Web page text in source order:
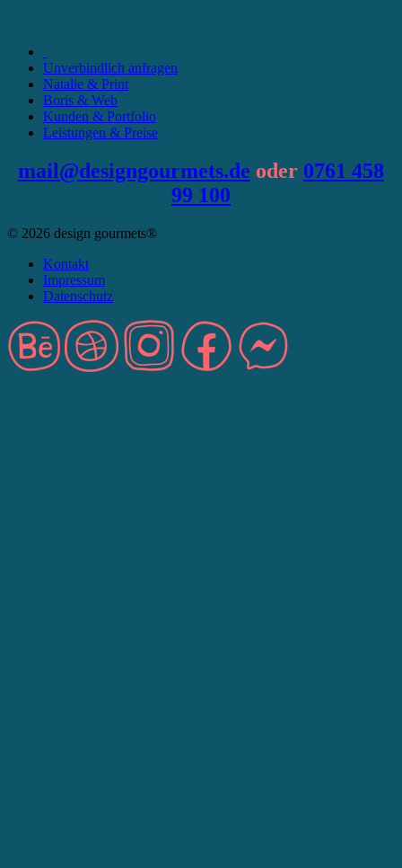
Unverbindlich anfragen
Natalie & Print
Boris & Web
Kunden & Portfolio
Leistungen & Preise
mail@designgourmets.de oder 0761 458
99 100
© 2026 design gourmets®
Kontakt
Impressum
Datenschutz